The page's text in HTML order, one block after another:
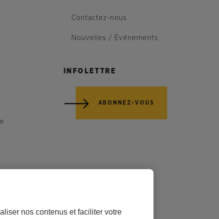
Contactez-nous
Nouvelles / Événements
INFOLETTRE
ABONNEZ-VOUS
nos contenus et faciliter votre